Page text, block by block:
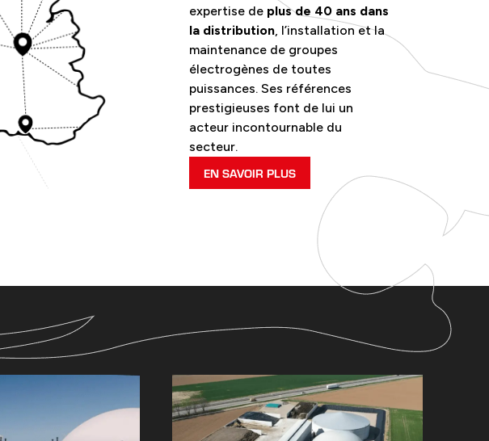
expertise de plus de 40 ans dans
la distribution, l’installation et la
maintenance de groupes
électrogènes de toutes
puissances. Ses références
prestigieuses font de lui un
acteur incontournable du
secteur.
EN SAVOIR PLUS